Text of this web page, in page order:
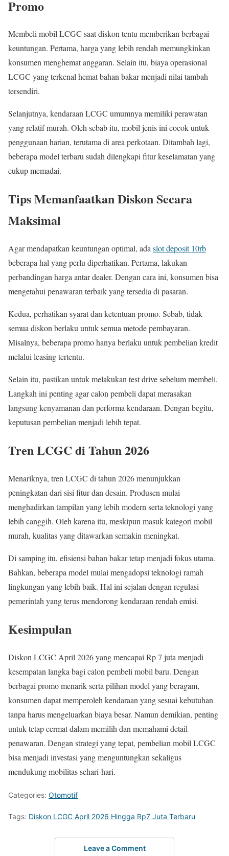
Promo
Membeli mobil LCGC saat diskon tentu memberikan berbagai
keuntungan. Pertama, harga yang lebih rendah memungkinkan
konsumen menghemat anggaran. Selain itu, biaya operasional
LCGC yang terkenal hemat bahan bakar menjadi nilai tambah
tersendiri.
Selanjutnya, kendaraan LCGC umumnya memiliki perawatan
yang relatif murah. Oleh sebab itu, mobil jenis ini cocok untuk
penggunaan harian, terutama di area perkotaan. Ditambah lagi,
beberapa model terbaru sudah dilengkapi fitur keselamatan yang
cukup memadai.
Tips Memanfaatkan Diskon Secara
Maksimal
Agar mendapatkan keuntungan optimal, adaslot deposit 10rb
beberapa hal yang perlu diperhatikan. Pertama, lakukan
perbandingan harga antar dealer. Dengan cara ini, konsumen bisa
mengetahui penawaran terbaik yang tersedia di pasaran.
Kedua, perhatikan syarat dan ketentuan promo. Sebab, tidak
semua diskon berlaku untuk semua metode pembayaran.
Misalnya, beberapa promo hanya berlaku untuk pembelian kredit
melalui leasing tertentu.
Selain itu, pastikan untuk melakukan test drive sebelum membeli.
Langkah ini penting agar calon pembeli dapat merasakan
langsung kenyamanan dan performa kendaraan. Dengan begitu,
keputusan pembelian menjadi lebih tepat.
Tren LCGC di Tahun 2026
Menariknya, tren LCGC di tahun 2026 menunjukkan
peningkatan dari sisi fitur dan desain. Produsen mulai
menghadirkan tampilan yang lebih modern serta teknologi yang
lebih canggih. Oleh karena itu, meskipun masuk kategori mobil
murah, kualitas yang ditawarkan semakin meningkat.
Di samping itu, efisiensi bahan bakar tetap menjadi fokus utama.
Bahkan, beberapa model mulai mengadopsi teknologi ramah
lingkungan yang lebih baik. Hal ini sejalan dengan regulasi
pemerintah yang terus mendorong kendaraan rendah emisi.
Kesimpulan
Diskon LCGC April 2026 yang mencapai Rp 7 juta menjadi
kesempatan langka bagi calon pembeli mobil baru. Dengan
berbagai promo menarik serta pilihan model yang beragam,
konsumen dapat memperoleh kendaraan yang sesuai kebutuhan
tanpa harus mengeluarkan biaya besar. Namun demikian, penting
untuk tetap cermat dalam memilih dan memahami detail
penawaran. Dengan strategi yang tepat, pembelian mobil LCGC
bisa menjadi investasi yang menguntungkan sekaligus
mendukung mobilitas sehari-hari.
Categories: Otomotif
Tags: Diskon LCGC April 2026 Hingga Rp7 Juta Terbaru
Leave a Comment